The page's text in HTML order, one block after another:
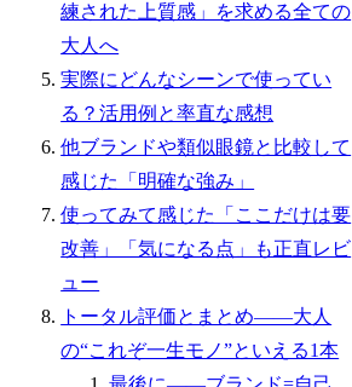
練された上質感」を求める全ての
大人へ
実際にどんなシーンで使ってい
る？活用例と率直な感想
他ブランドや類似眼鏡と比較して
感じた「明確な強み」
使ってみて感じた「ここだけは要
改善」「気になる点」も正直レビ
ュー
トータル評価とまとめ――大人
の“これぞ一生モノ”といえる1本